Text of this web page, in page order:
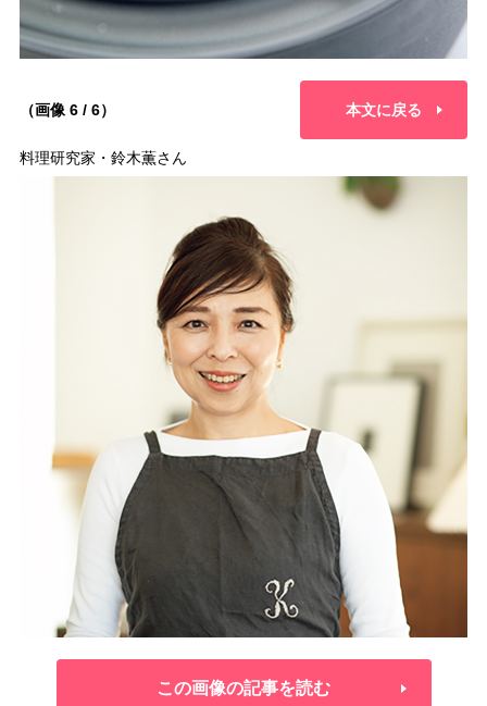
（画像 6 / 6） 本文に戻る
料理研究家・鈴木薫さん
この画像の記事を読む